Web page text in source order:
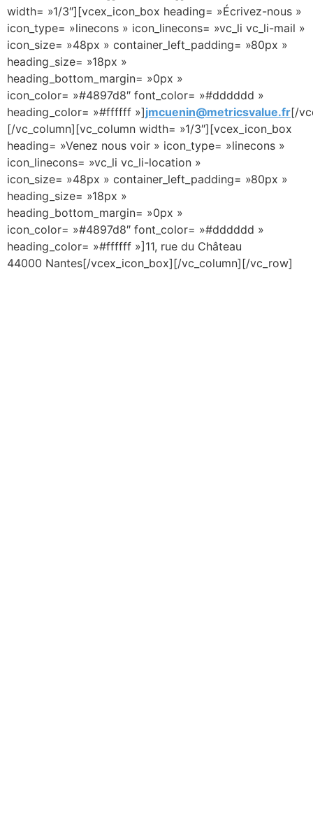
width= »1/3″][vcex_icon_box heading= »Écrivez-nous »
icon_type= »linecons » icon_linecons= »vc_li vc_li-mail »
icon_size= »48px » container_left_padding= »80px »
heading_size= »18px »
heading_bottom_margin= »0px »
icon_color= »#4897d8″ font_color= »#dddddd »
heading_color= »#ffffff »]jmcuenin@metricsvalue.fr[/
[/vc_column][vc_column width= »1/3″][vcex_icon_box
heading= »Venez nous voir » icon_type= »linecons »
icon_linecons= »vc_li vc_li-location »
icon_size= »48px » container_left_padding= »80px »
heading_size= »18px »
heading_bottom_margin= »0px »
icon_color= »#4897d8″ font_color= »#dddddd »
heading_color= »#ffffff »]11, rue du Château
44000 Nantes[/vcex_icon_box][/vc_column][/vc_row]